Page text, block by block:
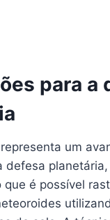
para a
um
defesa planetária,
é possível